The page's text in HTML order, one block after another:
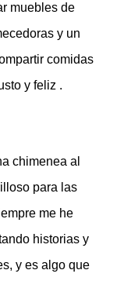
muebles de
y un
comidas
y feliz .
chimenea al
para las
me he
historias y
y es algo que